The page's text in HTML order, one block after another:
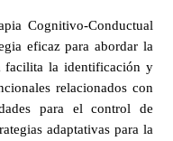
Cognitivo-Conductual
eficaz para abordar la
facilita la identificación y
relacionados con
para el control de
adaptativas para la